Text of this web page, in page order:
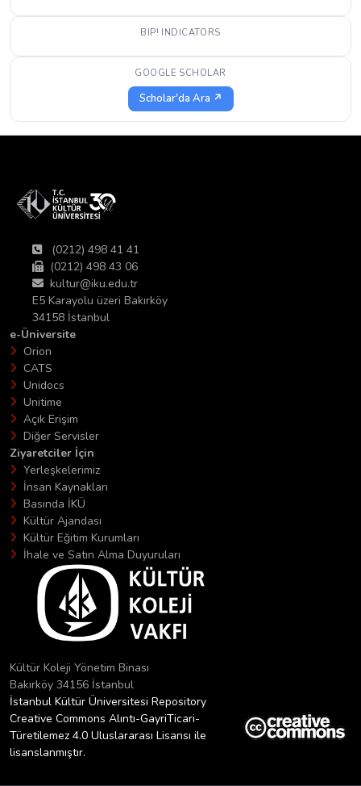
BIP! INDICATORS
GOOGLE SCHOLAR
Scholar'da Ara ↗
(0212) 498 41 41
(0212) 498 43 06
kultur@iku.edu.tr
E5 Karayolu üzeri Bakırköy
34158 İstanbul
e-Üniversite
Orion
CATS
Unidocs
Unitime
Açık Erişim
Diğer Servisler
Ziyaretciler İçin
Yerleşkelerimiz
İnsan Kaynakları
Basında İKÜ
Kültür Ajandası
Kültür Eğitim Kurumları
İhale ve Satın Alma Duyuruları
Kültür Koleji Yönetim Binası
Bakırköy 34156 İstanbul
İstanbul Kültür Üniversitesi Repository
Creative Commons Alıntı-GayriTicari-
Türetilemez 4.0 Uluslararası Lisansı ile
lisanslanmıştır.